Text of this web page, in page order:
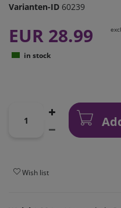
Varianten-ID 60239
EUR 28.99
in stock
Wish list